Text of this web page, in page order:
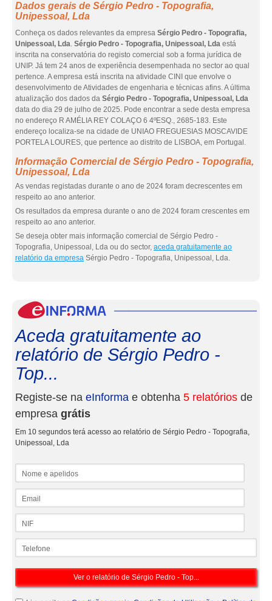
Dados gerais de Sérgio Pedro - Topografia,
Unipessoal, Lda
Conheça os dados relevantes da empresa Sérgio Pedro - Topografia,
Unipessoal, Lda. Sérgio Pedro - Topografia, Unipessoal, Lda está
inscrita na conservatória do registo comercial sob a forma jurídica de
UNIP. Já tem 24 anos de experiência desempenhada no sector ao qual
pertence. A empresa está inscrita na atividade CINI que envolve o
desenvolvimento de Atividades de engenharia e técnicas afins. A última
atualização dos dados da Sérgio Pedro - Topografia, Unipessoal, Lda
data do dia 29 de julho de 2025. Pode encontrar a sede desta empresa
no endereço R AMÉLIA REY COLAÇO 6 4ºESQ., 2685-183. Este
endereço localiza-se na cidade de UNIAO FREGUESIAS MOSCAVIDE
PORTELA LOURES, que pertence ao distrito de LISBOA, em Portugal.
Informação Comercial de Sérgio Pedro - Topografia,
Unipessoal, Lda
As vendas registadas durante o ano de 2024 foram decrescentes em
respeito ao ano anterior.
Os resultados da empresa durante o ano de 2024 foram crescentes em
respeito ao ano anterior.
Se deseja obter mais informação comercial de Sérgio Pedro -
Topografia, Unipessoal, Lda ou do sector, aceda gratuitamente ao
relatório da empresa Sérgio Pedro - Topografia, Unipessoal, Lda.
Aceda gratuitamente ao
relatório de Sérgio Pedro -
Top...
Registe-se na eInforma e obtenha 5 relatórios de
empresa grátis
Em 10 segundos terá acesso ao relatório de Sérgio Pedro - Topografia,
Unipessoal, Lda